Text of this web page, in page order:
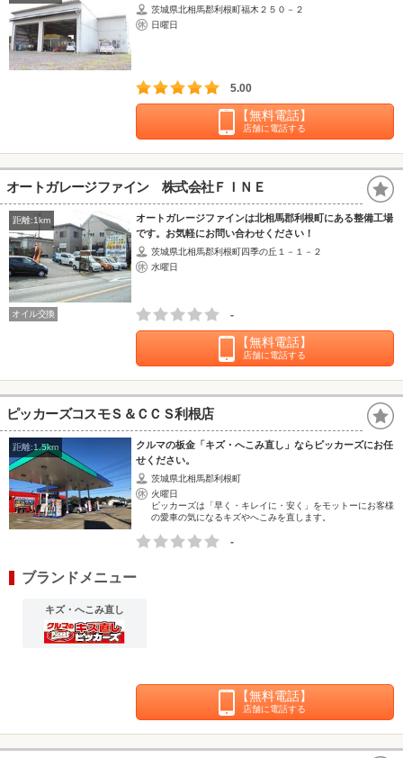
茨城県北相馬郡利根町福木２５０－２
日曜日
5.00
【無料電話】
店舗に電話する
オートガレージファイン 株式会社ＦＩＮＥ
距離:1km
オートガレージファインは北相馬郡利根町にある整備工場
です。お気軽にお問い合わせください！
茨城県北相馬郡利根町四季の丘１－１－２
水曜日
オイル交換 -
【無料電話】
店舗に電話する
ピッカーズコスモＳ＆ＣＣＳ利根店
距離:1.5km
クルマの板金「キズ・へこみ直し」ならピッカーズにお任
せください。
茨城県北相馬郡利根町
火曜日
ピッカーズは「早く・キレイに・安く」をモットーにお客様
の愛車の気になるキズやへこみを直します。
-
ブランドメニュー
キズ・へこみ直し
【無料電話】
店舗に電話する